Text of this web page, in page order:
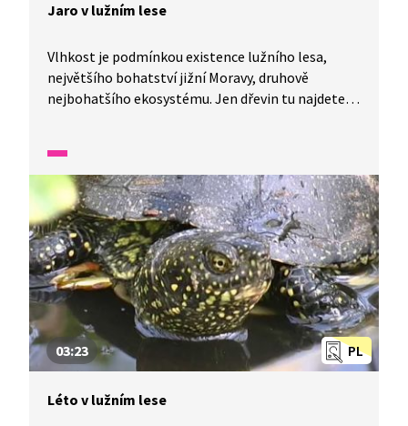
Jaro v lužním lese
Vlhkost je podmínkou existence lužního lesa,
největšího bohatství jižní Moravy, druhově
nejbohatšího ekosystému. Jen dřevin tu najdete
zhlédnete hnízdění čápa i líhnutí komárů
a spoustu světlomilných květin.
PL
03:23
Léto v lužním lese